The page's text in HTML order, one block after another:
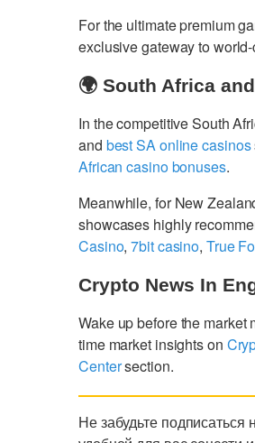
For the ultimate premium
exclusive gateway to
🌍 South Africa
In the competitive South
and best SA online casinos
African casino bonuses.
Meanwhile, for New
showcases highly
Casino,7bit casino, True
Crypto News In
Wake up before the
time market insights on
Centersection.
Не забудьте